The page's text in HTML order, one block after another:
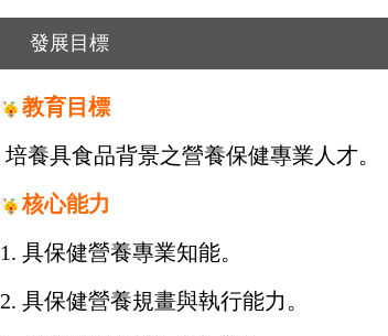
發展目標
教育目標
培養具食品背景之營養保健專業人才。
核心能力
1. 具保健營養專業知能。
2. 具保健營養規畫與執行能力。